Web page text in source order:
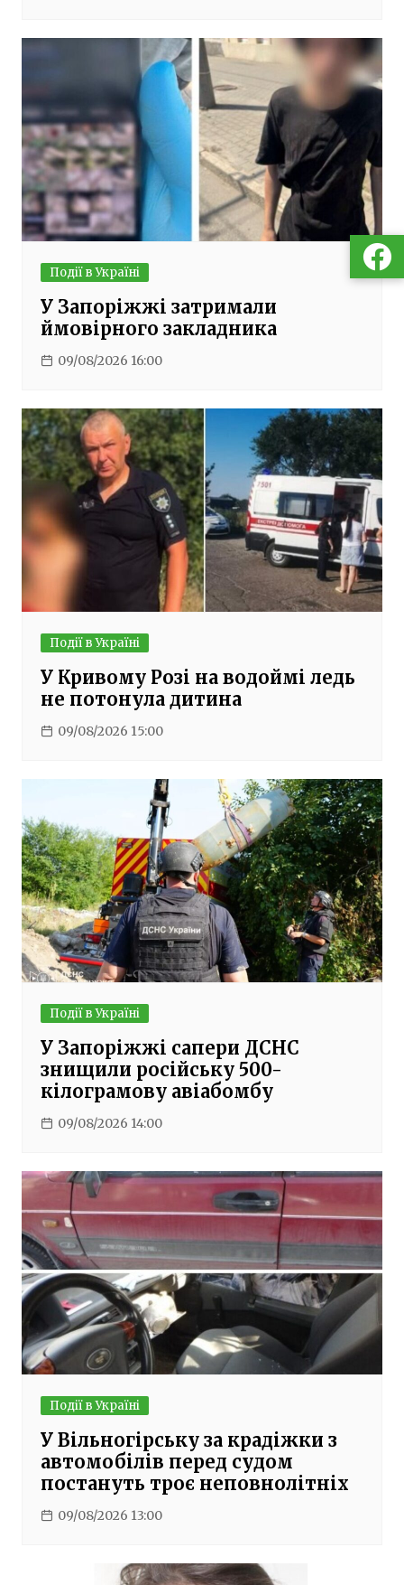
Події в Україні
У Запоріжжі затримали
ймовірного закладника
09/08/2026 16:00
Події в Україні
У Кривому Розі на водоймі ледь
не потонула дитина
09/08/2026 15:00
Події в Україні
У Запоріжжі сапери ДСНС
знищили російську 500-
кілограмову авіабомбу
09/08/2026 14:00
Події в Україні
У Вільногірську за крадіжки з
автомобілів перед судом
постануть троє неповнолітніх
09/08/2026 13:00